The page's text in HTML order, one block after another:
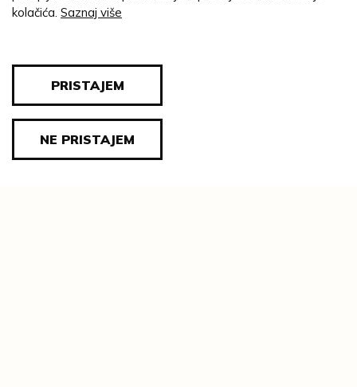
cakljenje; oslikavanje
trbuh: promjer = 55 cm
ZBIRKA:
Umjetnički predmeti iz zbirke valpovačkih
vlastelina
IMATELJ GRAĐE:
kolačića. Saznaj više
PRISTAJEM
NE PRISTAJEM